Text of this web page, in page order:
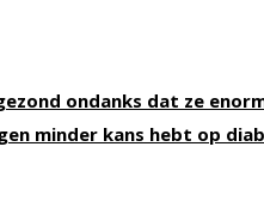
ondanks dat ze
minder kans hebt op